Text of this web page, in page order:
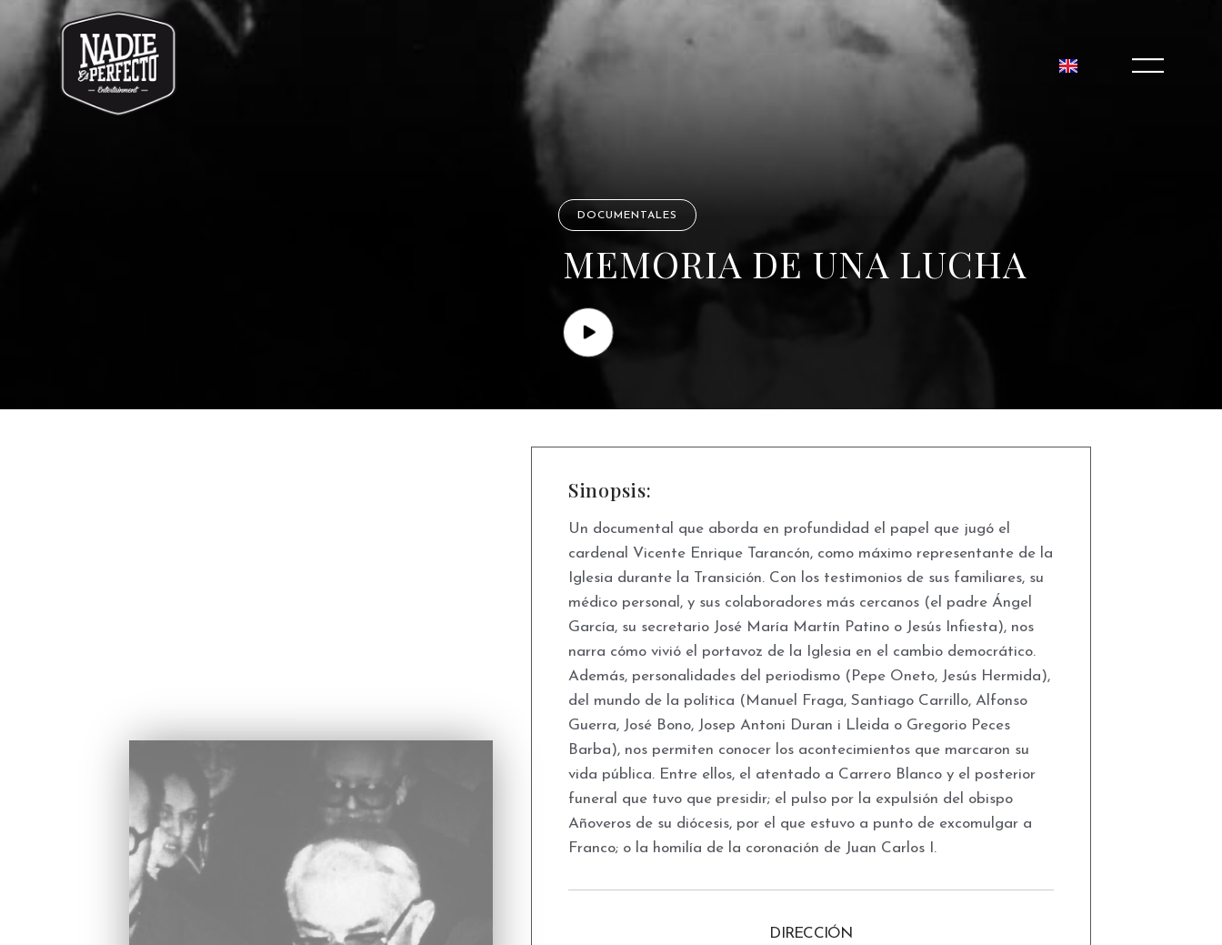
DOCUMENTALES
MEMORIA DE UNA LUCHA
Sinopsis:
Un documental que aborda en profundidad el papel que jugó el
cardenal Vicente Enrique Tarancón, como máximo representante de la
Iglesia durante la Transición. Con los testimonios de sus familiares, su
médico personal, y sus colaboradores más cercanos (el padre Ángel
García, su secretario José María Martín Patino o Jesús Infiesta), nos
narra cómo vivió el portavoz de la Iglesia en el cambio democrático.
Además, personalidades del periodismo (Pepe Oneto, Jesús Hermida),
del mundo de la política (Manuel Fraga, Santiago Carrillo, Alfonso
Guerra, José Bono, Josep Antoni Duran i Lleida o Gregorio Peces
Barba), nos permiten conocer los acontecimientos que marcaron su
vida pública. Entre ellos, el atentado a Carrero Blanco y el posterior
funeral que tuvo que presidir; el pulso por la expulsión del obispo
Añoveros de su diócesis, por el que estuvo a punto de excomulgar a
Franco; o la homilía de la coronación de Juan Carlos I.
DIRECCIÓN